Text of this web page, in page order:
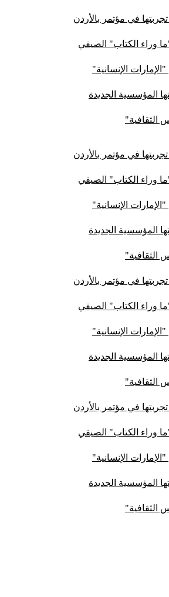
في مؤتمر بالأردن
وراء الكتاب" الصيفي
المؤسسية الجديدة
الثقافية"
في مؤتمر بالأردن
وراء الكتاب" الصيفي
المؤسسية الجديدة
الثقافية"
في مؤتمر بالأردن
وراء الكتاب" الصيفي
المؤسسية الجديدة
الثقافية"
في مؤتمر بالأردن
وراء الكتاب" الصيفي
المؤسسية الجديدة
الثقافية"